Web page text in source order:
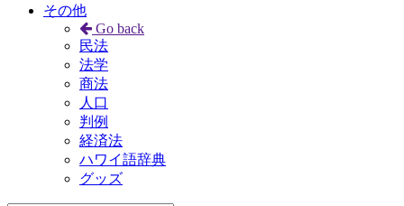
その他
Go back
民法
法学
商法
人口
判例
経済法
ハワイ語辞典
グッズ